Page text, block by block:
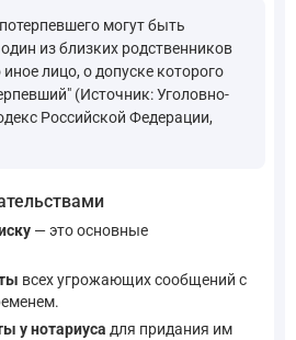
могут быть
из близких родственников
лицо, о допуске которого
(Источник: Уголовно-
Российской Федерации,
— это основные
всех угрожающих сообщений с
у нотариуса для придания им